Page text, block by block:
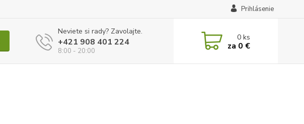
Prihlásenie
Neviete si rady? Zavolajte.
+421 908 401 224
8:00 - 20:00
0ks
za 0 €